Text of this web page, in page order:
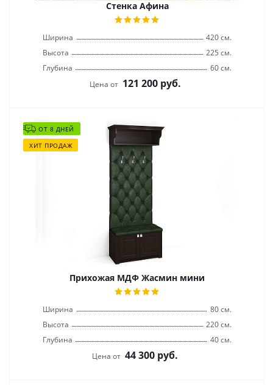
Стенка Афина
Ширина
420 см.
Высота
225 см.
Глубина
60 см.
Цена от 121 200руб.
ОТ 8 ДНЕЙ
ХИТ ПРОДАЖ
Прихожая МДФ Жасмин мини
Ширина
80 см.
Высота
220 см.
Глубина
40 см.
Цена от 44 300 руб.